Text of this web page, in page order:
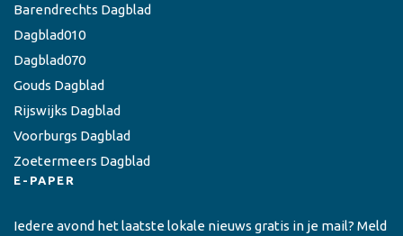
Barendrechts Dagblad
Dagblad010
Dagblad070
Gouds Dagblad
Rijswijks Dagblad
Voorburgs Dagblad
Zoetermeers Dagblad
E-PAPER
Iedere avond het laatste lokale nieuws gratis in je mail? Meld